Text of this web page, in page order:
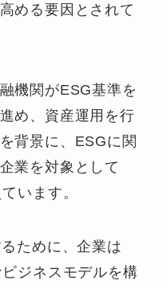
める要因とされて
機関がESG基準を
め、資産運用を行
背景に、ESGに関
業を対象として
います。
ために、企業は
ジネスモデルを構